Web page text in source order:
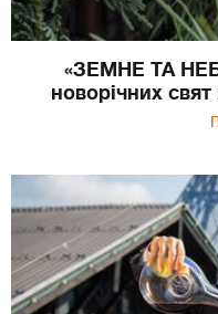
«ЗЕМНЕ ТА
новорічних